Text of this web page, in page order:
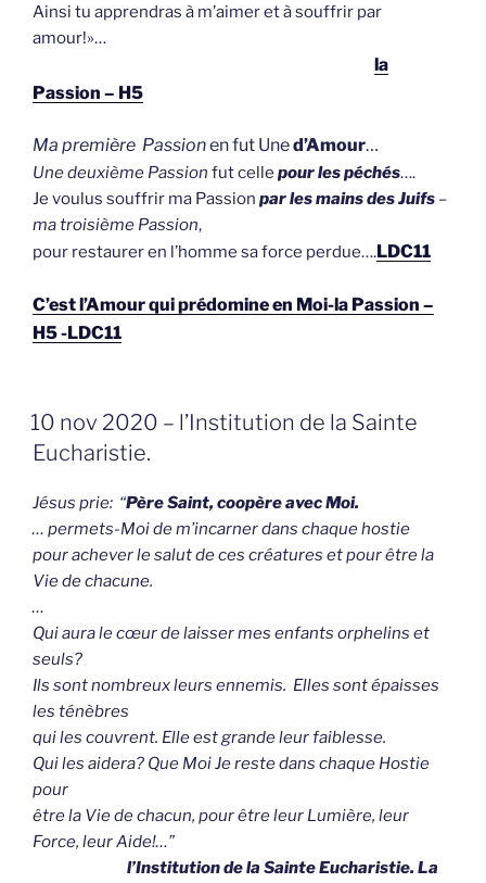
Ainsi tu apprendras à m’aimer et à souffrir par
amour!»…
la
Passion – H5
Ma première Passionen fut Uned’Amour…
Une deuxième Passion fut celle pour les péchés….
Je voulus souffrir ma Passion par les mains des Juifs –
ma troisième Passion,
pour restaurer en l’homme sa force perdue….LDC11
C’est l’Amour qui prédomine en Moi-la Passion –
H5 -LDC11
GEPLAATST
OP
10 nov 2020 – l’Institution de la Sainte
Eucharistie.
Jésus prie: “Père Saint, coopère avec Moi.
… permets-Moi de m’incarner dans chaque hostie
pour achever le salut de ces créatures et pour être la
Vie de chacune.
…
Qui aura le cœur de laisser mes enfants orphelins et
seuls?
Ils sont nombreux leurs ennemis. Elles sont épaisses
les ténèbres
qui les couvrent. Elle est grande leur faiblesse.
Qui les aidera? Que Moi Je reste dans chaque Hostie
pour
être la Vie de chacun, pour être leur Lumière, leur
Force, leur Aide!…”
l’Institution de la Sainte Eucharistie. La